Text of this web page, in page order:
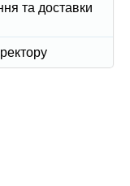
та доставки